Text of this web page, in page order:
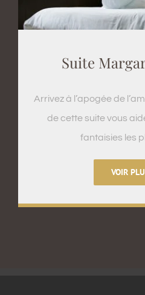
Suite
Arrivez à l’apogée de
de cette suite vous
fantaisies les
VOIR